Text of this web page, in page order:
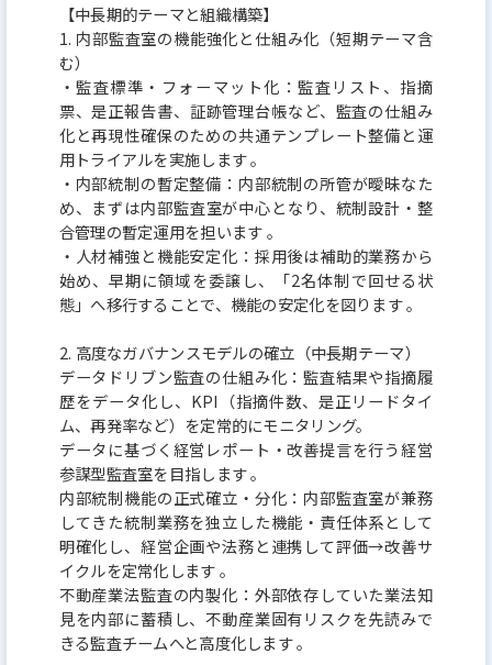
「日本国民の年金代わりはこれだ！」 そんな新し
い“当たり前”になるプラットフォームを目指して
創られた、低リスク、低コスト、低労力で資産運用
を始めることが出来る新しい共同投資サービス
です。
スムーズな口座開設からの出資や配当金額の確認な
どの資産管理まですべてWEBで行うこと
ができ、面倒な紙の契約書のやりとりなどが一切あ
りません。
短期運用型の手軽さと投資用不動産の小口化を実現
することで、より簡単かつ手軽に投資をす
ることが可能になります。
お客様からの出資金で不動産を取得し、運用・売却
することで得られた利益の一部を、配当とし
て還元いたします。
お客様と、不動産特定共同事業者である当社と匿名
組合契約を結び複数の事業参加者から出
資を募り、その資金をもって不動産を取得し、主に
賃貸収入から得られる利益を出資額に応じて
分配するというスキームです。
【中⻑期的テーマと組織構築】
1. 内部監査室の機能強化と仕組み化（短期テーマ含
む）
‧監査標準‧フォーマット化：監査リスト、指摘
票、是正報告書、証跡管理台帳など、監査の仕組み
化と再現性確保のための共通テンプレート整備と運
⽤トライアルを実施します 。
‧内部統制の暫定整備：内部統制の所管が曖昧なた
め、まずは内部監査室が中⼼となり、統制設計‧整
合管理の暫定運⽤を担います 。
‧⼈材補強と機能安定化：採⽤後は補助的業務から
始め、早期に領域を委譲し、「2名体制で回せる状
態」へ移⾏することで、機能の安定化を図ります 。
2. ⾼度なガバナンスモデルの確⽴（中⻑期テーマ）
データドリブン監査の仕組み化：監査結果や指摘履
歴をデータ化し、KPI（指摘件数、是正リードタイ
ム、再発率など）を定常的にモニタリング。
データに基づく経営レポート‧改善提⾔を⾏う経営
参謀型監査室を⽬指します 。
内部統制機能の正式確⽴‧分化：内部監査室が兼務
してきた統制業務を独⽴した機能‧責任体系として
明確化し、経営企画や法務と連携して評価→改善サ
イクルを定常化します 。
不動産業法監査の内製化：外部依存していた業法知
⾒を内部に蓄積し、不動産業固有リスクを先読みで
きる監査チームへと⾼度化します 。